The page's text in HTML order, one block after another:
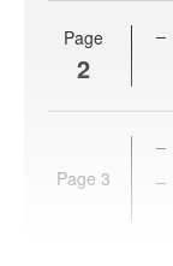
Page
2
Page 3